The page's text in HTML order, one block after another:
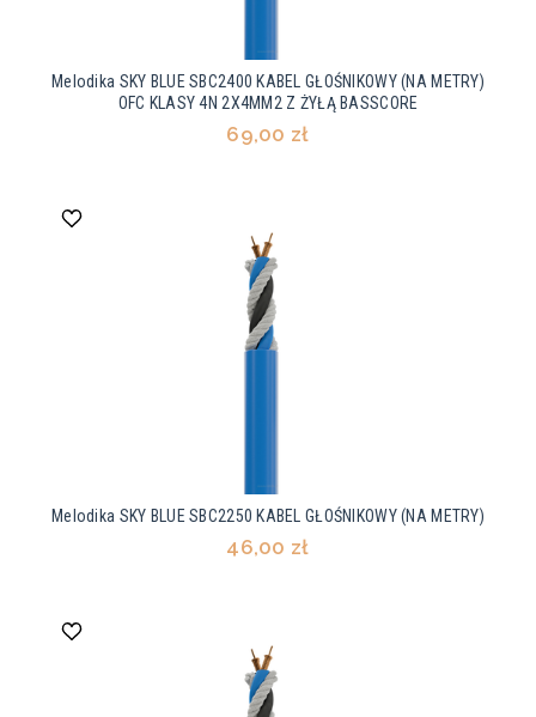
Melodika SKY BLUE SBC2400 KABEL GŁOŚNIKOWY (NA METRY)
OFC KLASY 4N 2X4MM2 Z ŻYŁĄ BASSCORE
69,00 zł
Melodika SKY BLUE SBC2250 KABEL GŁOŚNIKOWY (NA METRY)
46,00 zł